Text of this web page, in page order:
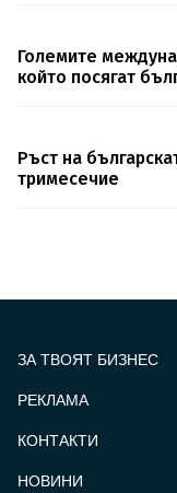
Големите
който посягат
Ръст на
тримесечие
ЗА ТВОЯТ БИЗНЕС
РЕКЛАМА
КОНТАКТИ
НОВИНИ